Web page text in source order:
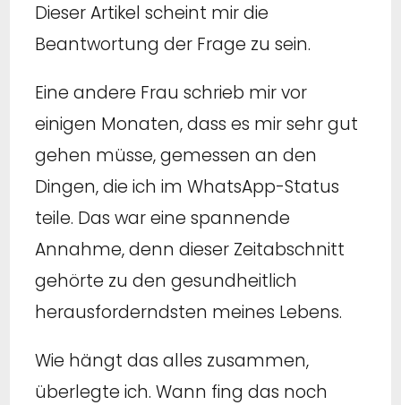
Dieser Artikel scheint mir die
Beantwortung der Frage zu sein.
Eine andere Frau schrieb mir vor
einigen Monaten, dass es mir sehr gut
gehen müsse, gemessen an den
Dingen, die ich im WhatsApp-Status
teile. Das war eine spannende
Annahme, denn dieser Zeitabschnitt
gehörte zu den gesundheitlich
herausforderndsten meines Lebens.
Wie hängt das alles zusammen,
überlegte ich. Wann fing das noch